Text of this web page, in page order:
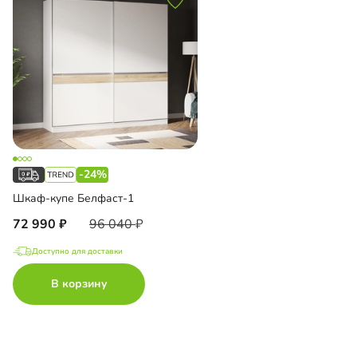
-24%
Шкаф-купе Белфаст-1
72 990 96 040
Доступно для доставки
В корзину